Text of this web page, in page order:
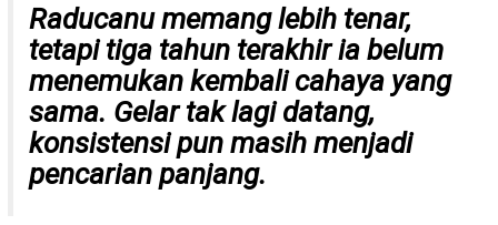
Raducanu memang lebih tenar,
tetapi tiga tahun terakhir ia belum
menemukan kembali cahaya yang
sama. Gelar tak lagi datang,
konsistensi pun masih menjadi
pencarian panjang.